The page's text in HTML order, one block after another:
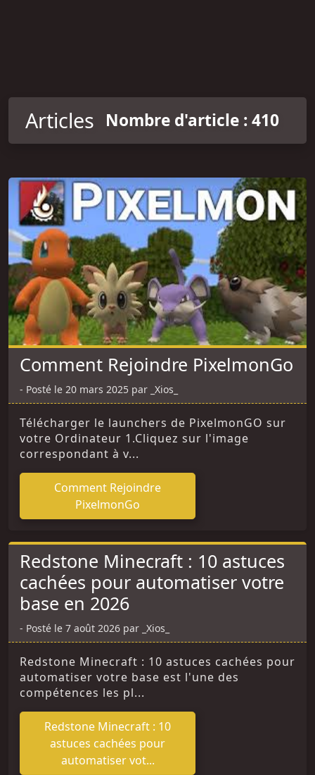
Articles Nombre d'article : 410
Comment Rejoindre PixelmonGo
Posté le 20 mars 2025 par _Xios_
Télécharger le launchers de PixelmonGO sur
votre Ordinateur 1.Cliquez sur l'image
correspondant à v...
Comment Rejoindre
PixelmonGo
Redstone Minecraft : 10 astuces
cachées pour automatiser votre
base en 2026
Posté le 7 août 2026 par _Xios_
Redstone Minecraft : 10 astuces cachées pour
automatiser votre base est l'une des
compétences les pl...
Redstone Minecraft : 10
astuces cachées pour
automatiser vot...